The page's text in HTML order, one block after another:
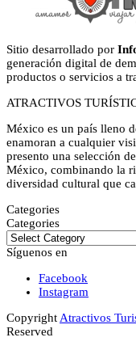
Sitio desarrollado por
generación digital de
productos o servicios a
ATRACTIVOS
México es un país lleno
enamoran a cualquier
presento una selección
México, combinando la
diversidad cultural que
Categories
Categories
Síguenos en
Facebook
Instagram
CopyrightAtractivos
Reserved